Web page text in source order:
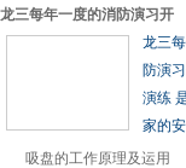
龙三每年一度的消防演习开
龙三
防演
演练
家的
吸盘的工作原理及运用